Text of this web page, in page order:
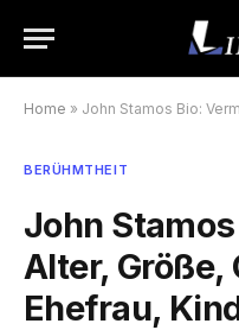
Home » John Stamos Bio:
BERÜHMTHEIT
John
Alter, Größe,
Ehefrau,